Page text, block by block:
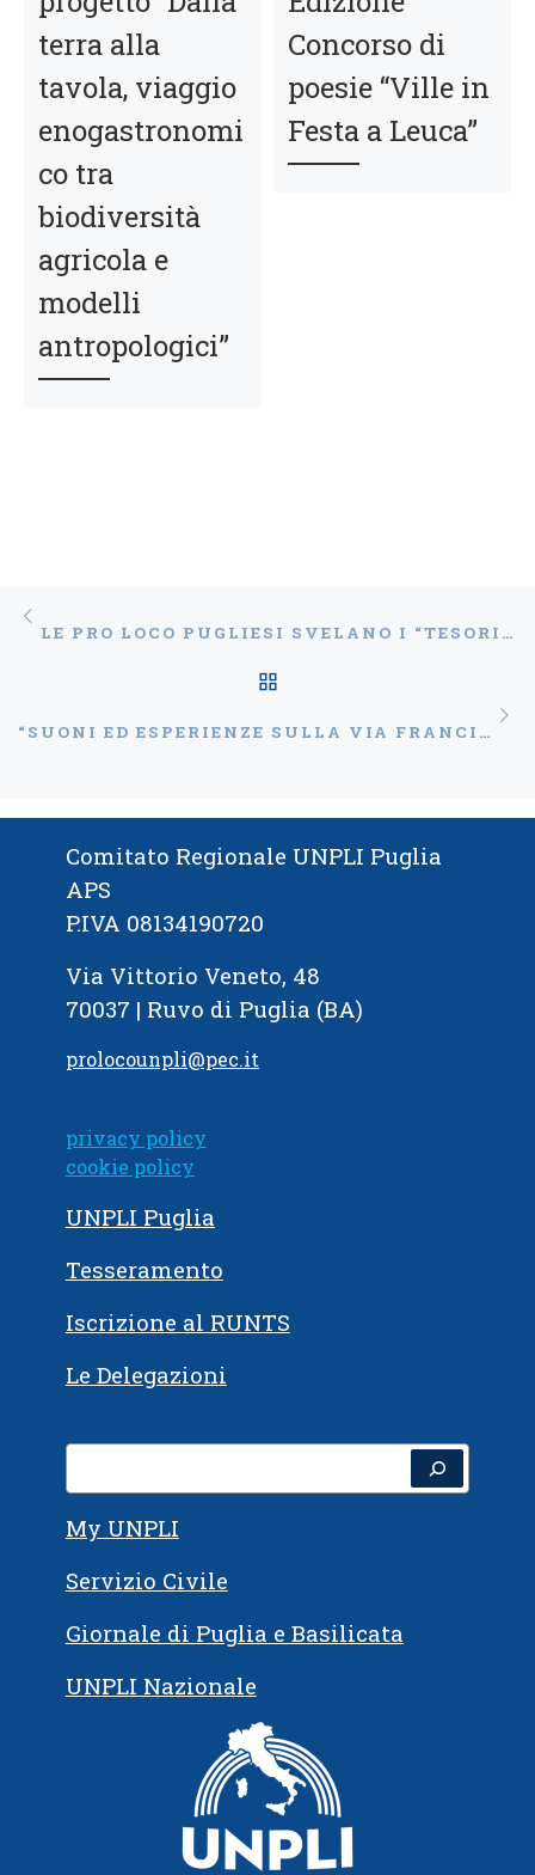
terra alla
tavola, viaggio
enogastronomi
co tra
biodiversità
agricola e
modelli
antropologici”
Concorso di
poesie “Ville in
Festa a Leuca”
Navigazione articoli
Articolo precedente LE PRO LOCO PUGLIESI SVELANO I “TESORI NASCOSTI” – VIAGGIO ALLA SCOPERTA DELLE BELLEZZE CELATE
“SUONI ED ESPERIENZE SULLA VIA FRANCIGENA”, A CORATO LA CONFERENZA STAMPA DI PRESENTAZIONE
Comitato Regionale UNPLI Puglia
APS
P.IVA 08134190720
Via Vittorio Veneto, 48
70037 | Ruvo di Puglia (BA)
prolocounpli@pec.it
privacy policy
cookie policy
UNPLI Puglia
Tesseramento
Iscrizione al RUNTS
Le Delegazioni
My UNPLI
Servizio Civile
Giornale di Puglia e Basilicata
UNPLI Nazionale